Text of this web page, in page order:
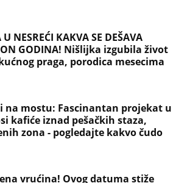
NESREĆI KAKVA SE DEŠAVA
GODINA! Nišlijka izgubila život
praga, porodica mesecima
na mostu: Fascinantan projekat u
kafiće iznad pešačkih staza,
zona - pogledajte kakvo čudo
vrućina! Ovog datuma stiže